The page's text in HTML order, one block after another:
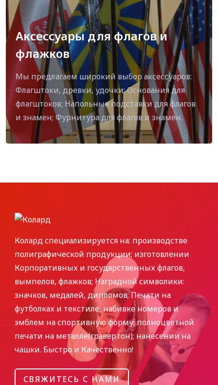
Аксессуары для флагов и
флажков
Мы предлагаем широкий выбор аксессуаров:
Флагштоки, древки, удочки; Основания для
флагштоков; Напольные подставки для флагов
и знамен; Фурнитура для флагов и знамен.
Колард специализируется на: производстве
полиграфической продукции; изготовлении
Корпоративных и государственных флагов,
вымпелов, флажков; Наградной символики:
значков, медалей, дипломов; Печати на
футболках и текстиле, набивке номеров и
эмблем на спортивную форму; полноцветной
печати на металле(гравертон); нанесении на
чашки. Быстро и Качественно!
СВЯЖИТЕСЬ С НАМИ